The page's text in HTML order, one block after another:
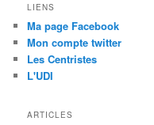
s
LIENS
Ma page Facebook
Mon compte twitter
Les Centristes
L'UDI
ARTICLES